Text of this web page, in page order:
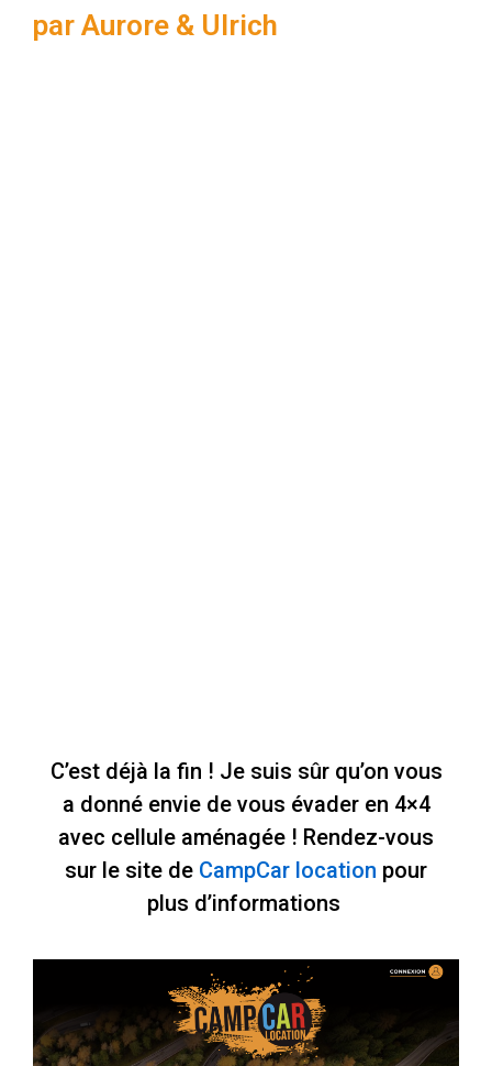
par Aurore & Ulrich
C’est déjà la fin ! Je suis sûr qu’on vous
a donné envie de vous évader en 4×4
avec cellule aménagée ! Rendez-vous
sur le site de CampCar location pour
plus d’informations